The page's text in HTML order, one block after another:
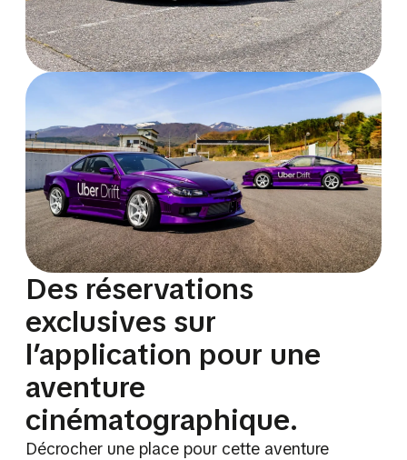
Des réservations
exclusives sur
l’application pour une
aventure
cinématographique.
Décrocher une place pour cette aventure